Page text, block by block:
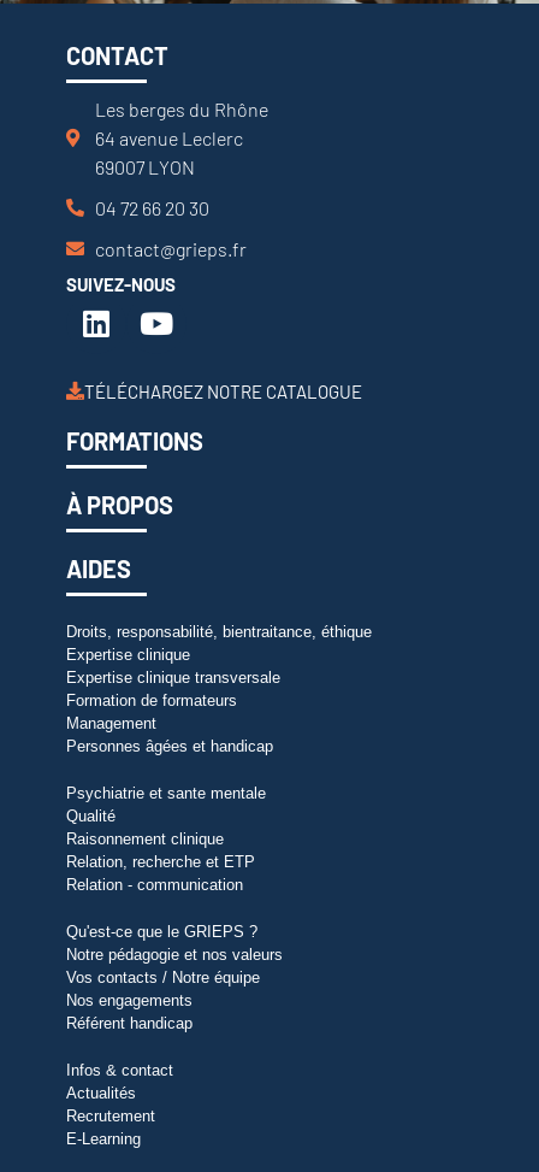
CONTACT
Les berges du Rhône
64 avenue Leclerc
69007 LYON
04 72 66 20 30
contact@grieps.fr
SUIVEZ-NOUS
TÉLÉCHARGEZ NOTRE CATALOGUE
FORMATIONS
À PROPOS
AIDES
Droits, responsabilité, bientraitance, éthique
Expertise clinique
Expertise clinique transversale
Formation de formateurs
Management
Personnes âgées et handicap
Psychiatrie et sante mentale
Qualité
Raisonnement clinique
Relation, recherche et ETP
Relation - communication
Qu'est-ce que le GRIEPS ?
Notre pédagogie et nos valeurs
Vos contacts / Notre équipe
Nos engagements
Référent handicap
Infos & contact
Actualités
Recrutement
E-Learning